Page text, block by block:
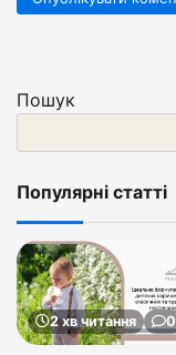
Пошук
Популярні статті
2 хв читання 0